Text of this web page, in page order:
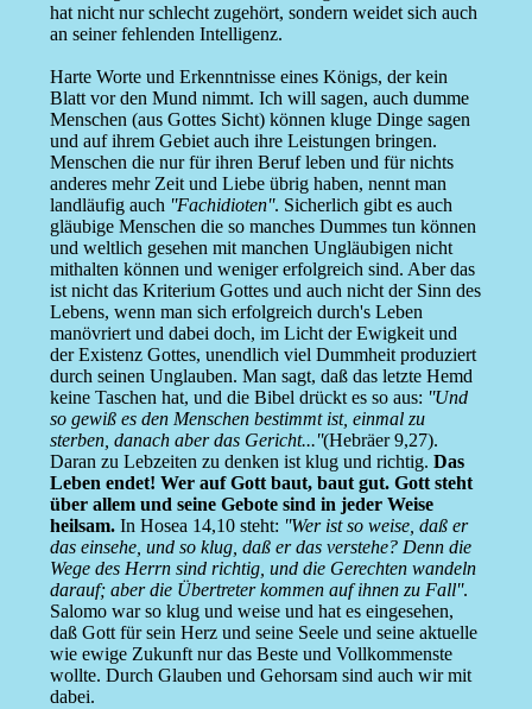
hat nicht nur schlecht zugehört, sondern weidet sich auch
an seiner fehlenden Intelligenz.
Harte Worte und Erkenntnisse eines Königs, der kein
Blatt vor den Mund nimmt. Ich will sagen, auch dumme
Menschen (aus Gottes Sicht) können kluge Dinge sagen
und auf ihrem Gebiet auch ihre Leistungen bringen.
Menschen die nur für ihren Beruf leben und für nichts
anderes mehr Zeit und Liebe übrig haben, nennt man
landläufig auch ''Fachidioten''. Sicherlich gibt es auch
gläubige Menschen die so manches Dummes tun können
und weltlich gesehen mit manchen Ungläubigen nicht
mithalten können und weniger erfolgreich sind. Aber das
ist nicht das Kriterium Gottes und auch nicht der Sinn des
Lebens, wenn man sich erfolgreich durch's Leben
manövriert und dabei doch, im Licht der Ewigkeit und
der Existenz Gottes, unendlich viel Dummheit produziert
durch seinen Unglauben. Man sagt, daß das letzte Hemd
keine Taschen hat, und die Bibel drückt es so aus: ''Und
so gewiß es den Menschen bestimmt ist, einmal zu
sterben, danach aber das Gericht...''(Hebräer 9,27).
Daran zu Lebzeiten zu denken ist klug und richtig. Das
Leben endet! Wer auf Gott baut, baut gut. Gott steht
über allem und seine Gebote sind in jeder Weise
heilsam. In Hosea 14,10 steht: ''Wer ist so weise, daß er
das einsehe, und so klug, daß er das verstehe? Denn die
Wege des Herrn sind richtig, und die Gerechten wandeln
darauf; aber die Übertreter kommen auf ihnen zu Fall''.
Salomo war so klug und weise und hat es eingesehen,
daß Gott für sein Herz und seine Seele und seine aktuelle
wie ewige Zukunft nur das Beste und Vollkommenste
wollte. Durch Glauben und Gehorsam sind auch wir mit
dabei.